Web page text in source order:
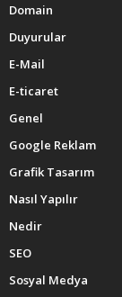
Domain
Duyurular
E-Mail
E-ticaret
Genel
Google Reklam
Grafik Tasarım
Nasıl Yapılır
Nedir
SEO
Sosyal Medya